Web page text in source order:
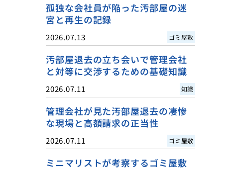
孤独な会社員が陥った汚部屋の迷
宮と再生の記録
2026.07.13 ゴミ屋敷
汚部屋退去の立ち会いで管理会社
と対等に交渉するための基礎知識
2026.07.11 知識
管理会社が見た汚部屋退去の凄惨
な現場と高額請求の正当性
2026.07.11 ゴミ屋敷
ミニマリストが考察するゴミ屋敷